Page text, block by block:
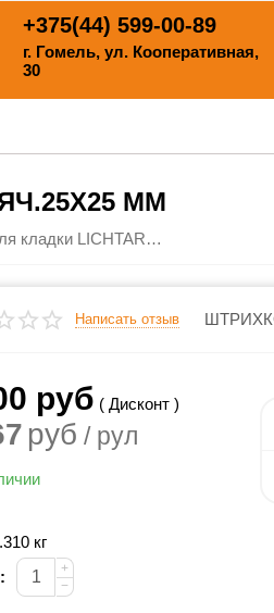
+375(44) 599-00-89
г. Гомель, ул. Кооперативная,
30
ММ
Сетка базальтовая для кладки LICHTAR 50, 0,37х25м яч.25х25 мм
Написать отзыв
руб ( Дисконт )
руб / рул
кг
+
−